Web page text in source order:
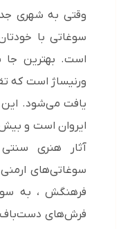
وقتی به شهری
سوغاتی با خودتان
است. بهترین جا
ورنیساژ است که
یافت می‌شود. این
آثار هنری
سوغاتی‌های ارمنی
فرهنگش ، به
فرش‌های دست‌باف